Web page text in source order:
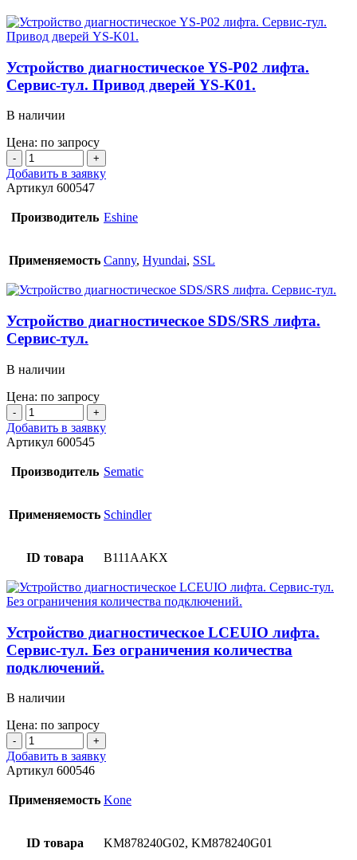
лифта.
Сервис-
тул.
Устройство диагностическое YS-P02 лифта.
Сервис-тул. Привод дверей YS-K01.
В наличии
Цена: по запросу
Количество
товара
Устройство
диагностическое
YS-
Сервис-
Привод
дверей
K01.
Добавить в заявку
Артикул 600547
Производитель Eshine
Применяемость Canny, Hyundai, SSL
Устройство диагностическое SDS/SRS лифта.
Сервис-тул.
В наличии
Цена: по запросу
Количество
товара
Устройство
диагностическое
SDS/SRS
лифта.
тул.
Добавить в заявку
Артикул 600545
Производитель Sematic
Применяемость Schindler
ID товара B111AAKX
Устройство диагностическое LCEUIO лифта.
Сервис-тул. Без ограничения количества
подключений.
В наличии
Цена: по запросу
Количество
товара
Устройство
диагностическое
LCEUIO
тул.
Добавить в заявку
Артикул 600546
Применяемость Kone
ID товара KM878240G02, KM878240G01